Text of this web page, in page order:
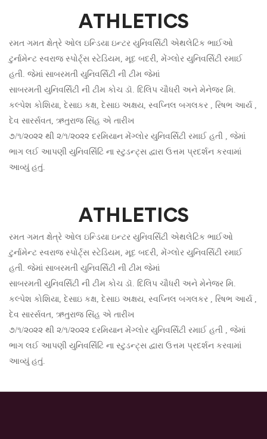
ATHLETICS
રમત ગમત ક્ષેત્રે ઓલ ઇન્ડિયા ઇન્ટર યુનિવર્સિટી એથલેટિક ભાઈઓ
ટુર્નામેન્ટ સ્વરાજ સ્પોર્ટ્સ સ્ટેડિયમ, મૂદ બદરી, મેંગ્લોર યુનિવર્સિટી રમાઈ
હતી. જેમાં સાબરમતી યુનિવર્સિટી ની ટીમ જેમાં
સાબરમતી યુનિવર્સિટી ની ટીમ કોચ ડૉ. દિલિપ ચૌધરી અને મેનેજર મિ.
કલ્પેશ કોશિયા, દેસાઇ કક્ષ, દેસાઇ અક્ષય, સ્વપ્નિલ બગલકર , રિષભ આર્ય ,
દેવ સારર્સવત, ઋતુરાજ સિંહ એ તારીખ
૭/૧/૨૦૨૨ થી ૨/૧/૨૦૨૨ દરમિયાન મેંગ્લોર યુનિવર્સિટી રમાઈ હતી , જેમાં
ભાગ લઈ આપણી યુનિવર્સિટિ ના સ્ટુડન્ટ્સ દ્વારા ઉત્તમ પ્રદર્શન કરવામાં
આવ્યું હતું.
ATHLETICS
રમત ગમત ક્ષેત્રે ઓલ ઇન્ડિયા ઇન્ટર યુનિવર્સિટી એથલેટિક ભાઈઓ
ટુર્નામેન્ટ સ્વરાજ સ્પોર્ટ્સ સ્ટેડિયમ, મૂદ બદરી, મેંગ્લોર યુનિવર્સિટી રમાઈ
હતી. જેમાં સાબરમતી યુનિવર્સિટી ની ટીમ જેમાં
સાબરમતી યુનિવર્સિટી ની ટીમ કોચ ડૉ. દિલિપ ચૌધરી અને મેનેજર મિ.
કલ્પેશ કોશિયા, દેસાઇ કક્ષ, દેસાઇ અક્ષય, સ્વપ્નિલ બગલકર , રિષભ આર્ય ,
દેવ સારર્સવત, ઋતુરાજ સિંહ એ તારીખ
૭/૧/૨૦૨૨ થી ૨/૧/૨૦૨૨ દરમિયાન મેંગ્લોર યુનિવર્સિટી રમાઈ હતી , જેમાં
ભાગ લઈ આપણી યુનિવર્સિટિ ના સ્ટુડન્ટ્સ દ્વારા ઉત્તમ પ્રદર્શન કરવામાં
આવ્યું હતું.